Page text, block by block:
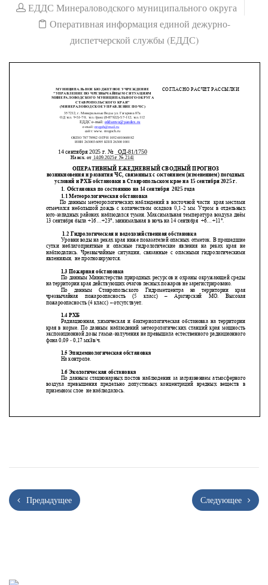
ЕДДС Минераловодского муниципального округа
Оперативная информация единой дежурно-
диспетчерской службы (ЕДДС)
Предыдущее Следующее